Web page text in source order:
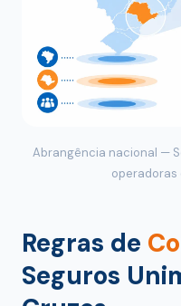
Abrangência nacional —
operadoras
Regras de
Seguros